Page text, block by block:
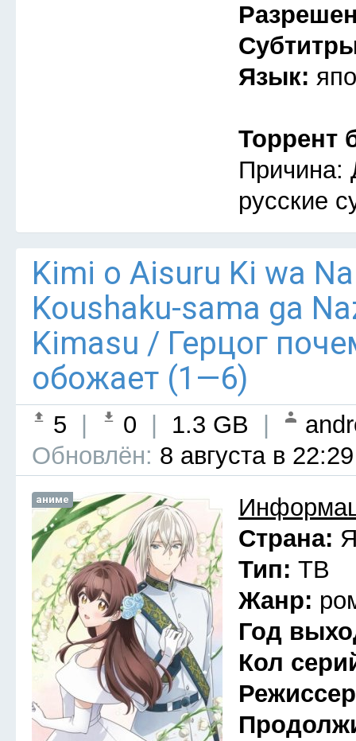
Язык:
Торрент
Причина:
русские
Kimi o Aisuru Ki wa
Koushaku-sama ga
Kimasu / Герцог
обожает (1—6)
5 0 1.3 GB
Обновлён: 8 августа в 22:29
аниме
Страна:
Тип: ТВ
Жанр:
Год
Кол